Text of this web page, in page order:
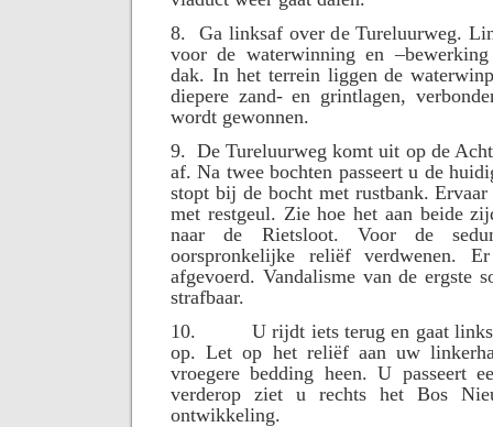
8.
Ga linksaf over de Tureluurweg.
voor de waterwinning en
dak. In het terrein liggen de
diepere zand- en grintlagen,
wordt gewonnen.
9. De Tureluurweg komt uit op de
af. Na twee bochten passeert u de
stopt bij de bocht met rustbank.
met restgeul. Zie hoe het aan beide
naar de Rietsloot. Voor de
oorspronkelijke reliëf verdwenen.
afgevoerd. Vandalisme van de ergste
strafbaar.
10.
U rijdt iets terug en gaat
op. Let op het reliëf aan uw
vroegere bedding heen. U passeert
verderop ziet u rechts het Bos
ontwikkeling.